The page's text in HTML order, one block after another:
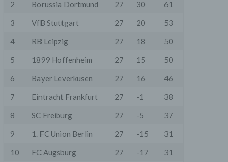
2
Borussia Dortmund 27 30
61
3
VfB Stuttgart 27 20
53
4
RB Leipzig 27 18
50
5
1899 Hoffenheim 27 15
50
6
Bayer Leverkusen 27 16
46
7
Eintracht Frankfurt 27 -1
38
8
SC Freiburg 27 -5
37
9
1. FC Union Berlin 27 -15
31
10
FC Augsburg 27 -17
31